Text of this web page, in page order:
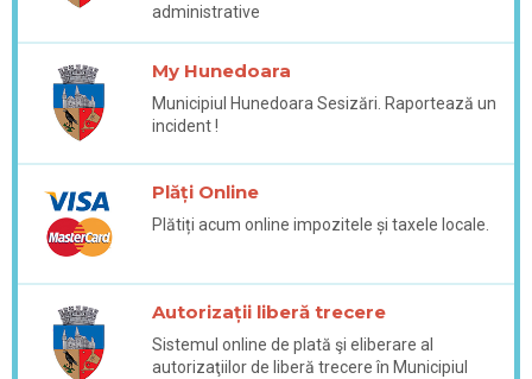
administrative
My Hunedoara
Municipiul Hunedoara Sesizări. Raportează un
incident !
Plăți Online
Plătiți acum online impozitele și taxele locale.
Autorizații liberă trecere
Sistemul online de plată şi eliberare al
autorizaţiilor de liberă trecere în Municipiul